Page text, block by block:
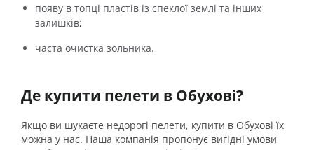
появу в топці пластів із спеклої землі та інших
залишків;
часта очистка зольника.
Де купити пелети в Обухові?
Якщо ви шукаєте недорогі пелети, купити в Обухові їх
можна у нас. Наша компанія пропонує вигідні умови